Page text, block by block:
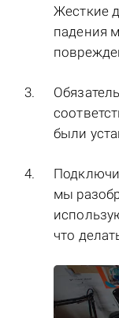
Жесткие
падения
были
мы
что